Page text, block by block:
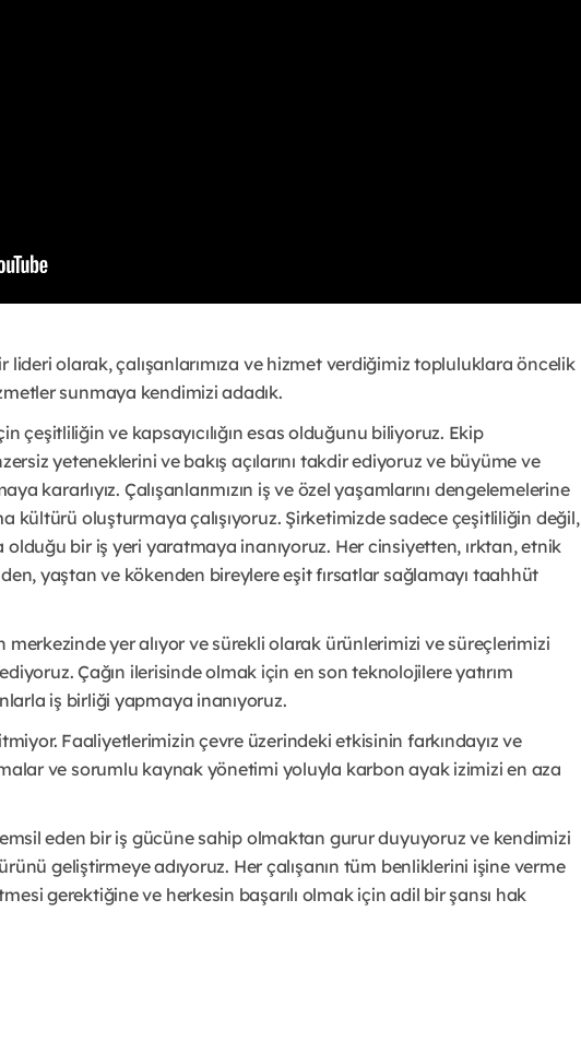
lideri olarak, çalışanlarımıza ve hizmet verdiğimiz topluluklara öncelik
sunmaya kendimizi adadık.
çeşitliliğin ve kapsayıcılığın esas olduğunu biliyoruz. Ekip
yeteneklerini ve bakış açılarını takdir ediyoruz ve büyüme ve
kararlıyız. Çalışanlarımızın iş ve özel yaşamlarını dengelemelerine
kültürü oluşturmaya çalışıyoruz. Şirketimizde sadece çeşitliliğin değil,
olduğu bir iş yeri yaratmaya inanıyoruz. Her cinsiyetten, ırktan, etnik
yaştan ve kökenden bireylere eşit fırsatlar sağlamayı taahhüt
merkezinde yer alıyor ve sürekli olarak ürünlerimizi ve süreçlerimizi
Çağın ilerisinde olmak için en son teknolojilere yatırım
iş birliği yapmaya inanıyoruz.
Faaliyetlerimizin çevre üzerindeki etkisinin farkındayız ve
ve sorumlu kaynak yönetimi yoluyla karbon ayak izimizi en aza
eden bir iş gücüne sahip olmaktan gurur duyuyoruz ve kendimizi
geliştirmeye adıyoruz. Her çalışanın tüm benliklerini işine verme
gerektiğine ve herkesin başarılı olmak için adil bir şansı hak